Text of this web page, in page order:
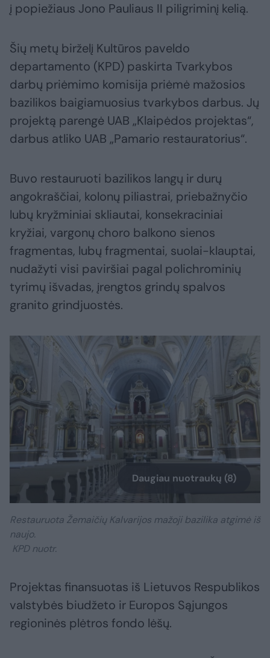
į popiežiaus Jono Pauliaus II piligriminį kelią.
Šių metų birželį Kultūros paveldo
departamento (KPD) paskirta Tvarkybos
darbų priėmimo komisija priėmė mažosios
bazilikos baigiamuosius tvarkybos darbus. Jų
projektą parengė UAB „Klaipėdos projektas“,
darbus atliko UAB „Pamario restauratorius“.
Buvo restauruoti bazilikos langų ir durų
angokraščiai, kolonų piliastrai, priebažnyčio
lubų kryžminiai skliautai, konsekraciniai
kryžiai, vargonų choro balkono sienos
fragmentas, lubų fragmentai, suolai-klauptai,
nudažyti visi paviršiai pagal polichrominių
tyrimų išvadas, įrengtos grindų spalvos
granito grindjuostės.
Daugiau nuotraukų (8)
Restauruota Žemaičių Kalvarijos mažoji bazilika atgimė iš
naujo.
KPD nuotr.
Projektas finansuotas iš Lietuvos Respublikos
valstybės biudžeto ir Europos Sąjungos
regioninės plėtros fondo lėšų.